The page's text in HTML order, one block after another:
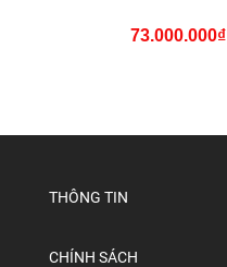
73.000.000₫
THÔNG TIN
CHÍNH SÁCH